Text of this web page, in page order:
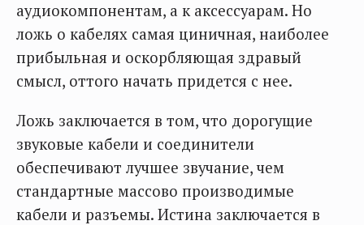
аудиокомпонентам, а к аксессуарам. Но
ложь о кабелях самая циничная, наиболее
прибыльная и оскорбляющая здравый
смысл, оттого начать придется с нее.
Ложь заключается в том, что дорогущие
звуковые кабели и соединители
обеспечивают лучшее звучание, чем
стандартные массово производимые
кабели и разъемы. Истина заключается в